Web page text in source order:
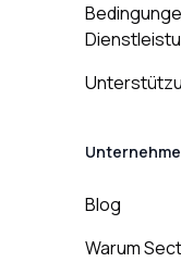
Blog
Warum